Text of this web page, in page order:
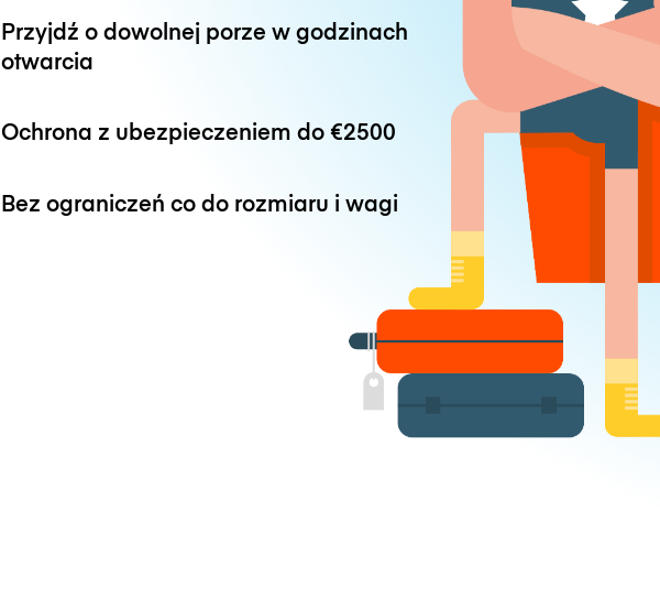
Przyjdź o dowolnej porze w godzinach
otwarcia
Ochrona z ubezpieczeniem do €2500
Bez ograniczeń co do rozmiaru i wagi